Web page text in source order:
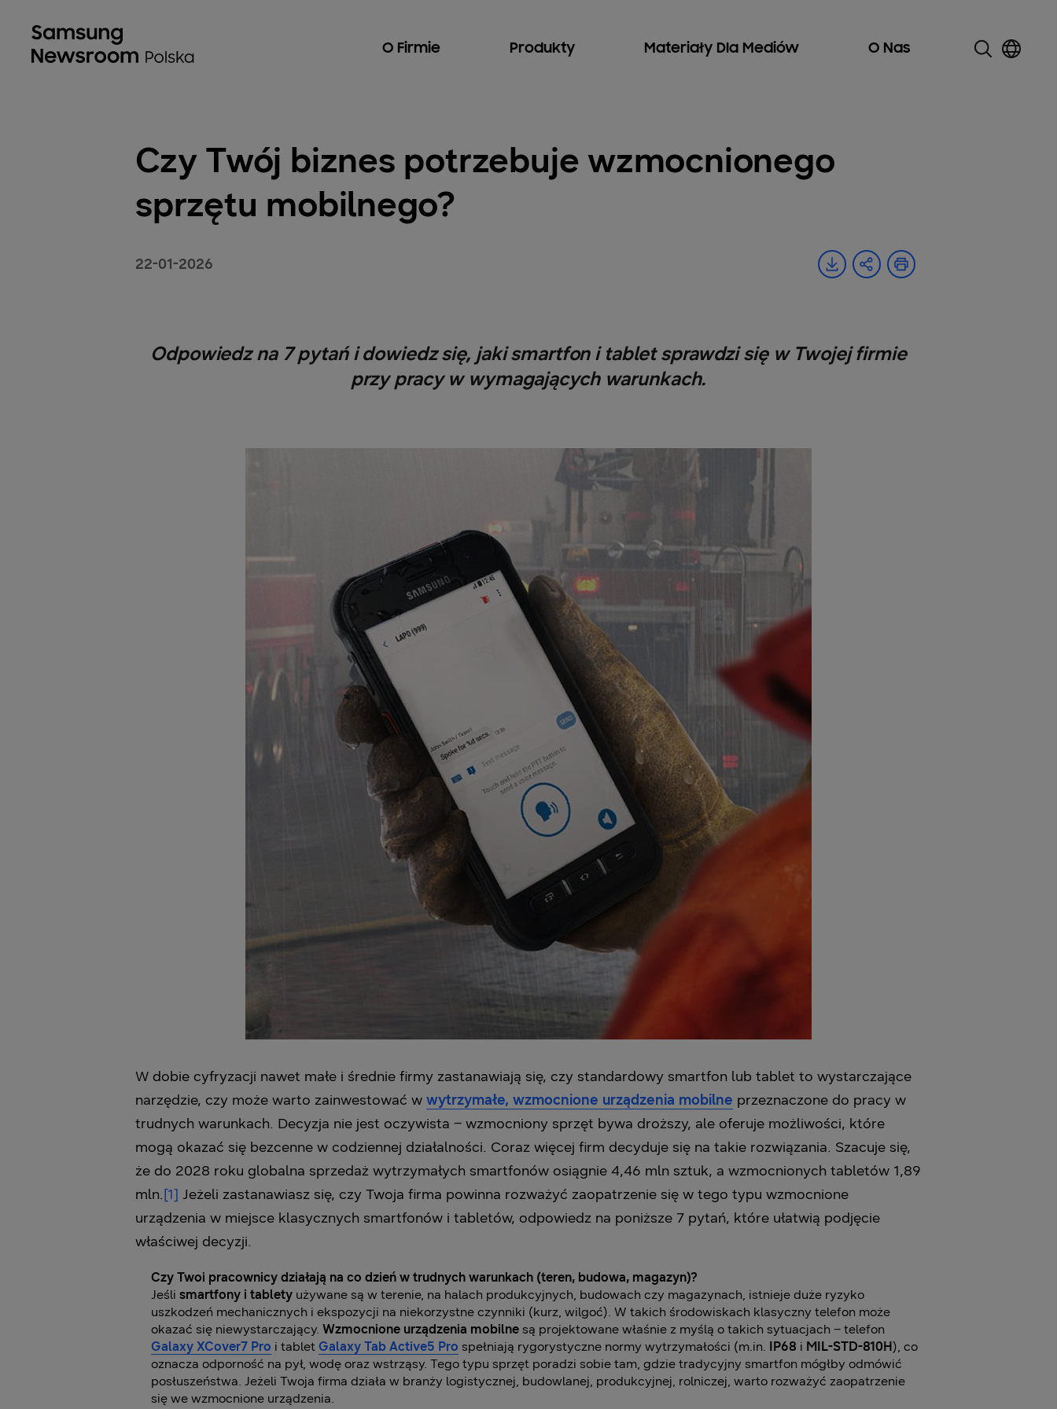
O Firmie Produkty Materiały Dla Mediów O Nas
Czy Twój biznes potrzebuje wzmocnionego
sprzętu mobilnego?
22-01-2026
Odpowiedz na 7 pytań i dowiedz się, jaki smartfon i tablet sprawdzi się w Twojej firmie
przy pracy w wymagających warunkach.
W dobie cyfryzacji nawet małe i średnie firmy zastanawiają się, czy standardowy smartfon lub tablet to wystarczające
narzędzie, czy może warto zainwestować w wytrzymałe, wzmocnione urządzenia mobilne przeznaczone do pracy w
trudnych warunkach. Decyzja nie jest oczywista – wzmocniony sprzęt bywa droższy, ale oferuje możliwości, które
mogą okazać się bezcenne w codziennej działalności. Coraz więcej firm decyduje się na takie rozwiązania. Szacuje się,
że do 2028 roku globalna sprzedaż wytrzymałych smartfonów osiągnie 4,46 mln sztuk, a wzmocnionych tabletów 1,89
mln.[1] Jeżeli zastanawiasz się, czy Twoja firma powinna rozważyć zaopatrzenie się w tego typu wzmocnione
urządzenia w miejsce klasycznych smartfonów i tabletów, odpowiedz na poniższe 7 pytań, które ułatwią podjęcie
właściwej decyzji.
Czy Twoi pracownicy działają na co dzień w trudnych warunkach (teren, budowa, magazyn)?
Jeśli smartfony i tablety używane są w terenie, na halach produkcyjnych, budowach czy magazynach, istnieje duże ryzyko
uszkodzeń mechanicznych i ekspozycji na niekorzystne czynniki (kurz, wilgoć). W takich środowiskach klasyczny telefon może
okazać się niewystarczający. Wzmocnione urządzenia mobilne są projektowane właśnie z myślą o takich sytuacjach – telefon
Galaxy XCover7 Pro i tablet Galaxy Tab Active5 Pro spełniają rygorystyczne normy wytrzymałości (m.in. IP68 i MIL-STD-810H), co
oznacza odporność na pył, wodę oraz wstrząsy. Tego typu sprzęt poradzi sobie tam, gdzie tradycyjny smartfon mógłby odmówić
posłuszeństwa. Jeżeli Twoja firma działa w branży logistycznej, budowlanej, produkcyjnej, rolniczej, warto rozważyć zaopatrzenie
się we wzmocnione urządzenia.